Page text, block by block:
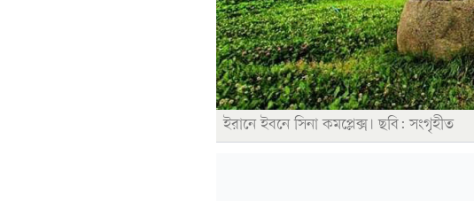
ইরানে ইবনে সিনা কমপ্লেক্স। ছবি: সংগৃহীত